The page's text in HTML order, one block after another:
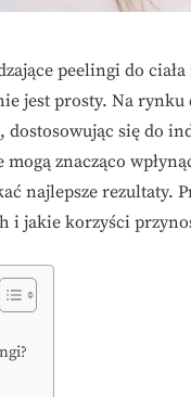
peelingi do
jest prosty. Na
dostosowując się do
znacząco
najlepsze rezultaty.
i jakie korzyści